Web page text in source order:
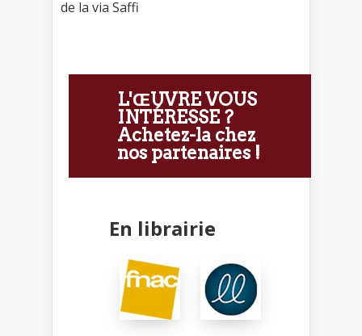
de la via Saffi
L'ŒUVRE VOUS
INTÉRESSE ?
Achetez-la chez
nos partenaires !
En librairie